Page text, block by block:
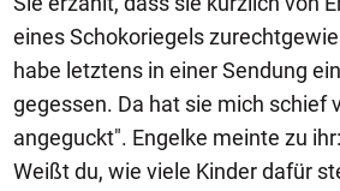
eines Schokoriegels
habe letztens in einer Sendung
gegessen. Da hat sie mich schief
angeguckt". Engelke meinte zu
Weißt du, wie viele Kinder dafür